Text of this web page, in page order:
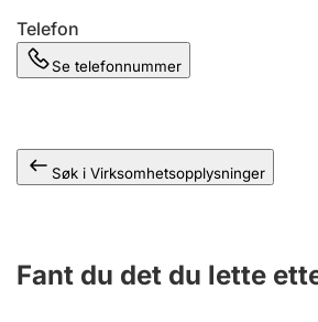
Telefon
Se telefonnummer
Søk i Virksomhetsopplysninger
Fant du det du lette